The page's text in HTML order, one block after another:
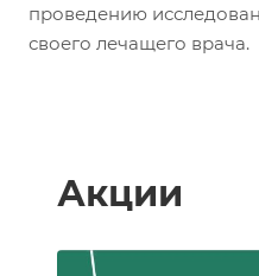
проведению
своего лечащего врача.
Акции